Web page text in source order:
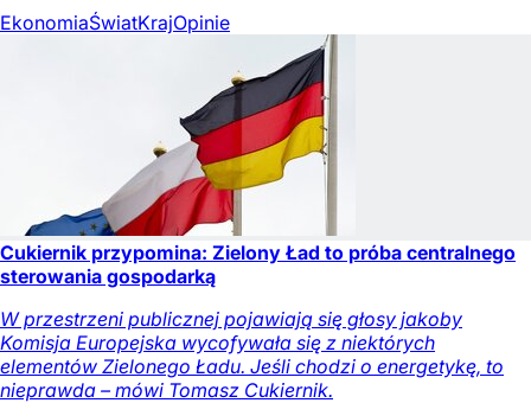
EkonomiaŚwiatKrajOpinie
Cukiernik przypomina: Zielony Ład to próba centralnego
sterowania gospodarką
W przestrzeni publicznej pojawiają się głosy jakoby
Komisja Europejska wycofywała się z niektórych
elementów Zielonego Ładu. Jeśli chodzi o energetykę, to
nieprawda – mówi Tomasz Cukiernik.